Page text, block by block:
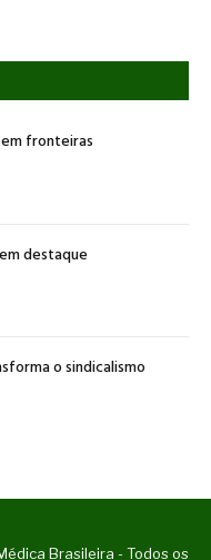
fronteiras
destaque
o sindicalismo
Brasileira - Todos os